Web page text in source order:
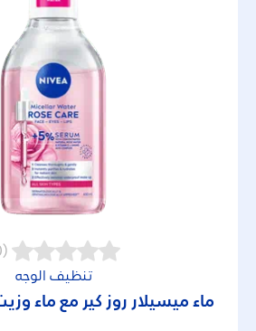
(0)
تنظيف الوجه
ماء ميسيلار روز كير مع ماء